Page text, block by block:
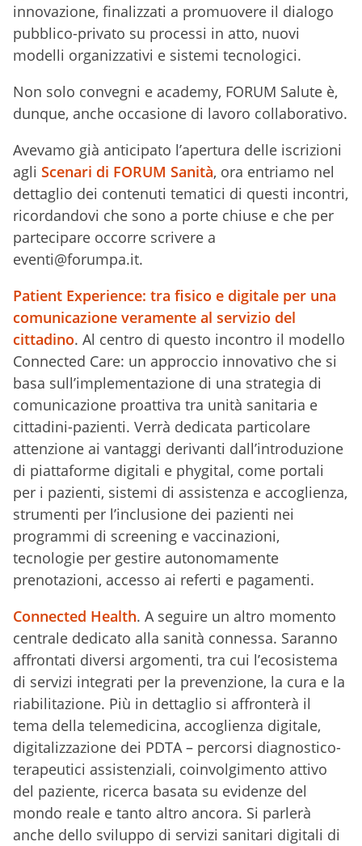
innovazione, finalizzati a promuovere il dialogo
pubblico-privato su processi in atto, nuovi
modelli organizzativi e sistemi tecnologici.
Non solo convegni e academy, FORUM Salute è,
dunque, anche occasione di lavoro collaborativo.
Avevamo già anticipato l’apertura delle iscrizioni
agli Scenari di FORUM Sanità, ora entriamo nel
dettaglio dei contenuti tematici di questi incontri,
ricordandovi che sono a porte chiuse e che per
partecipare occorre scrivere a
eventi@forumpa.it.
Patient Experience: tra fisico e digitale per una
comunicazione veramente al servizio del
cittadino. Al centro di questo incontro il modello
Connected Care: un approccio innovativo che si
basa sull’implementazione di una strategia di
comunicazione proattiva tra unità sanitaria e
cittadini-pazienti. Verrà dedicata particolare
attenzione ai vantaggi derivanti dall’introduzione
di piattaforme digitali e phygital, come portali
per i pazienti, sistemi di assistenza e accoglienza,
strumenti per l’inclusione dei pazienti nei
programmi di screening e vaccinazioni,
tecnologie per gestire autonomamente
prenotazioni, accesso ai referti e pagamenti.
Connected Health. A seguire un altro momento
centrale dedicato alla sanità connessa. Saranno
affrontati diversi argomenti, tra cui l’ecosistema
di servizi integrati per la prevenzione, la cura e la
riabilitazione. Più in dettaglio si affronterà il
tema della telemedicina, accoglienza digitale,
digitalizzazione dei PDTA – percorsi diagnostico-
terapeutici assistenziali, coinvolgimento attivo
del paziente, ricerca basata su evidenze del
mondo reale e tanto altro ancora. Si parlerà
anche dello sviluppo di servizi sanitari digitali di